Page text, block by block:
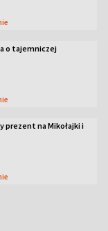
o tajemniczej
prezent na Mikołajki i